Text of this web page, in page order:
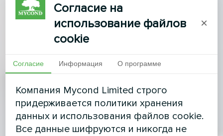
Согласие на
использование файлов
cookie
×
Согласие Информация О программе
Компания Mycond Limited строго
придерживается политики хранения
данных и использования файлов cookie.
Все данные шифруются и никогда не